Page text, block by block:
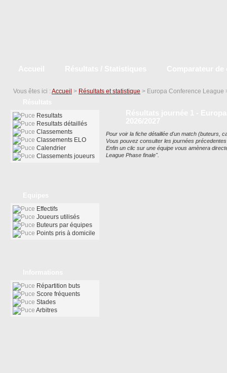
Vous êtes ici : Accueil > Résultats et statistique > Europa Conference League
Pour voir la fiche détaillée d'un match (buteurs,
Vous pouvez consulter les journées
Enfin un clic sur une équipe vous amènera
League Phase finale".
Resultats
Resultats détaillés
Classements
Classements ELO
Calendrier
Classements joueurs
Effectifs
Joueurs utilisés
Buteurs par équipes
Points pris à domicile
Répartition buts
Score fréquents
Stades
Arbitres